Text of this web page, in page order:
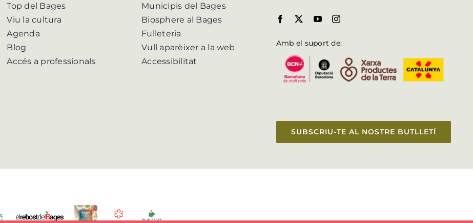
Top del Bages
Viu la cultura
Agenda
Blog
Accés a professionals
Municipis del Bages
Biosphere al Bages
Fulleteria
Vull aparèixer a la web
Accessibilitat
Amb el suport de:
SUBSCRIU-TE AL NOSTRE BUTLLETÍ